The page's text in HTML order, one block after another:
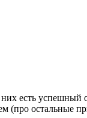
есть успешный
(про остальные